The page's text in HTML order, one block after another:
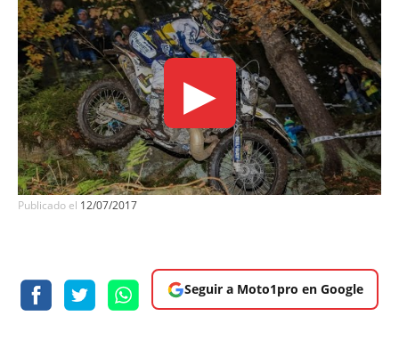
▶
Publicado el 12/07/2017
Seguir a Moto1pro en Google